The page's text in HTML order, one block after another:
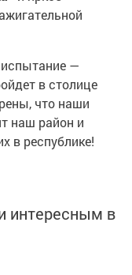
—
в столице
что наши
наш район и
в республике!
интересным в